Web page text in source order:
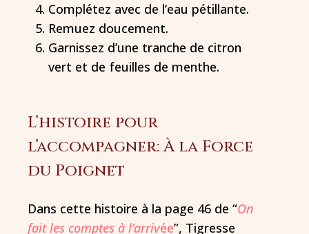
Complétez avec de l’eau pétillante.
Remuez doucement.
Garnissez d’une tranche de citron
vert et de feuilles de menthe.
L’histoire pour
l’accompagner: À la Force
du Poignet
Dans cette histoire à la page 46 de “On
fait les comptes à l’arrivée”, Tigresse